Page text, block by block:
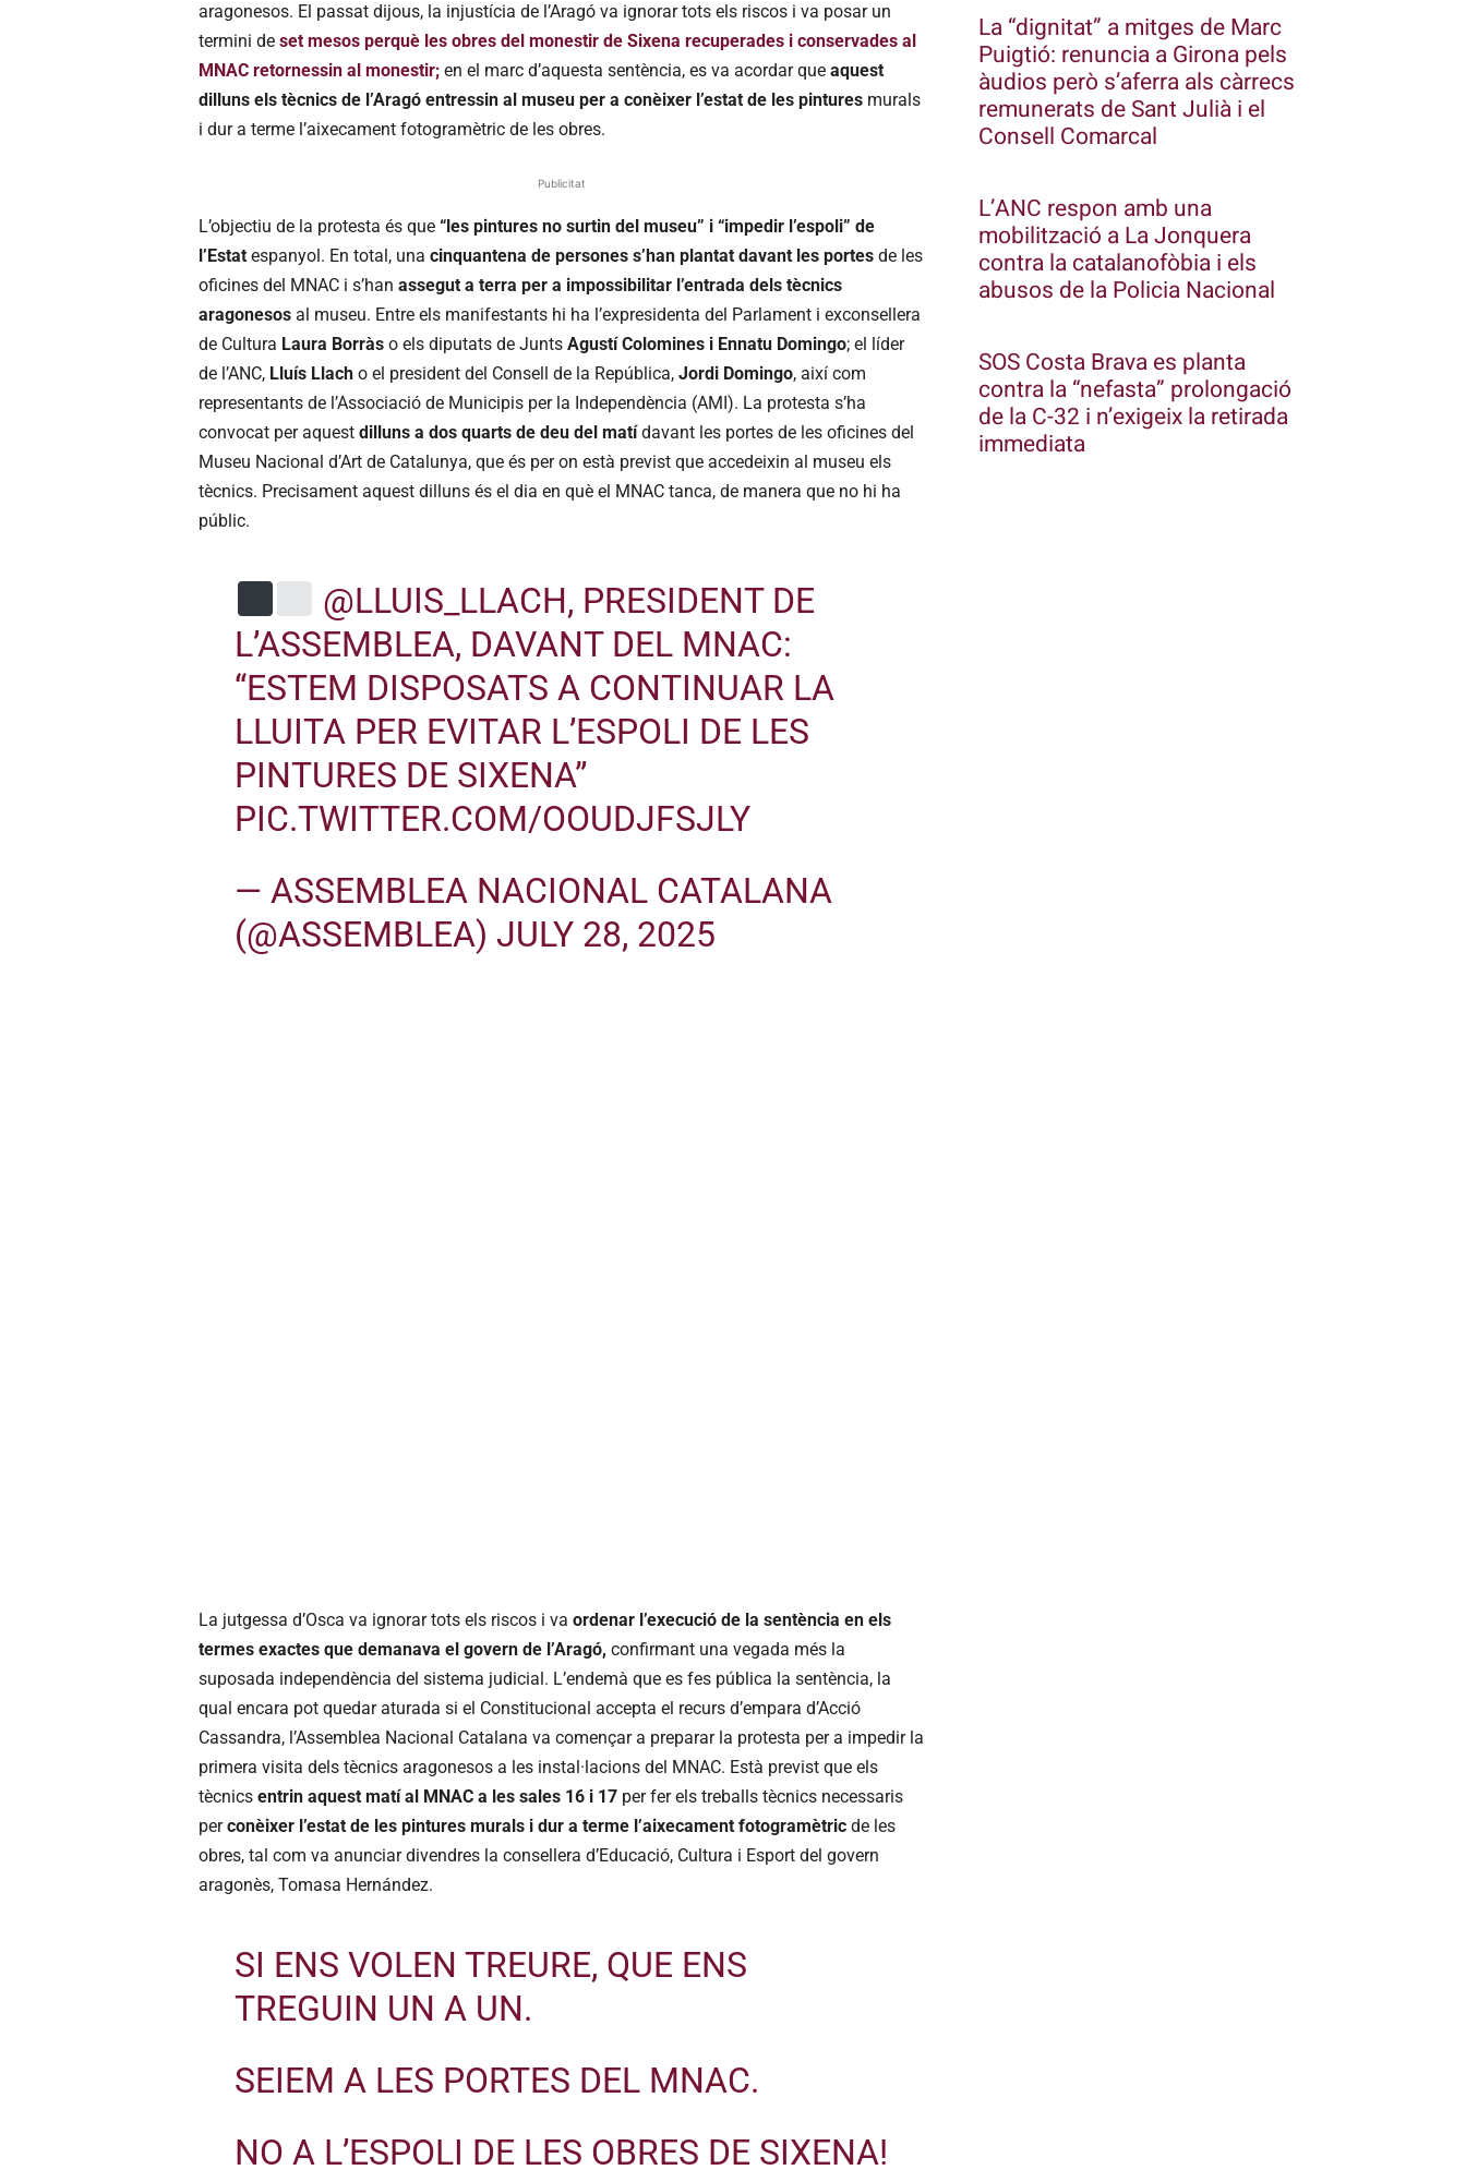
aragonesos. El passat dijous, la injustícia de l’Aragó va ignorar tots els riscos i va posar un
termini de set mesos perquè les obres del monestir de Sixena recuperades i conservades al
MNAC retornessin al monestir; en el marc d’aquesta sentència, es va acordar que aquest
dilluns els tècnics de l’Aragó entressin al museu per a conèixer l’estat de les pintures murals
i dur a terme l’aixecament fotogramètric de les obres.
Publicitat
L’objectiu de la protesta és que “les pintures no surtin del museu” i “impedir l’espoli” de
l’Estat espanyol. En total, una cinquantena de persones s’han plantat davant les portes de les
oficines del MNAC i s’han assegut a terra per a impossibilitar l’entrada dels tècnics
aragonesos al museu. Entre els manifestants hi ha l’expresidenta del Parlament i exconsellera
de Cultura Laura Borràs o els diputats de Junts Agustí Colomines i Ennatu Domingo; el líder
de l’ANC, Lluís Llach o el president del Consell de la República, Jordi Domingo, així com
representants de l’Associació de Municipis per la Independència (AMI). La protesta s’ha
convocat per aquest dilluns a dos quarts de deu del matídavant les portes de les oficines del
Museu Nacional d’Art de Catalunya, que és per on està previst que accedeixin al museu els
tècnics. Precisament aquest dilluns és el dia en què el MNAC tanca, de manera que no hi ha
públic.
@LLUIS_LLACH, PRESIDENT DE
L’ASSEMBLEA, DAVANT DEL MNAC:
“ESTEM DISPOSATS A CONTINUAR LA
LLUITA PER EVITAR L’ESPOLI DE LES
PINTURES DE SIXENA”
PIC.TWITTER.COM/OOUDJFSJLY
— ASSEMBLEA NACIONAL CATALANA
(@ASSEMBLEA)JULY 28, 2025
La jutgessa d’Osca va ignorar tots els riscos i va ordenar l’execució de la sentència en els
termes exactes que demanava el govern de l’Aragó, confirmant una vegada més la
suposada independència del sistema judicial. L’endemà que es fes pública la sentència, la
qual encara pot quedar aturada si el Constitucional accepta el recurs d’empara d’Acció
Cassandra, l’Assemblea Nacional Catalana va començar a preparar la protesta per a impedir la
primera visita dels tècnics aragonesos a les instal·lacions del MNAC. Està previst que els
tècnics entrin aquest matí al MNAC a les sales 16 i 17 per fer els treballs tècnics necessaris
perconèixer l’estat de les pintures murals i dur a terme l’aixecament fotogramètric de les
obres, tal com va anunciar divendres la consellera d’Educació, Cultura i Esport del govern
aragonès, Tomasa Hernández.
SI ENS VOLEN TREURE, QUE ENS
TREGUIN UN A UN.
SEIEM A LES PORTES DEL MNAC.
NO A L’ESPOLI DE LES OBRES DE SIXENA!
La “dignitat” a mitges de Marc
Puigtió: renuncia a Girona pels
àudios però s’aferra als càrrecs
remunerats de Sant Julià i el
Consell Comarcal
L’ANC respon amb una
mobilització a La Jonquera
contra la catalanofòbia i els
abusos de la Policia Nacional
SOS Costa Brava es planta
contra la “nefasta” prolongació
de la C-32 i n’exigeix la retirada
immediata